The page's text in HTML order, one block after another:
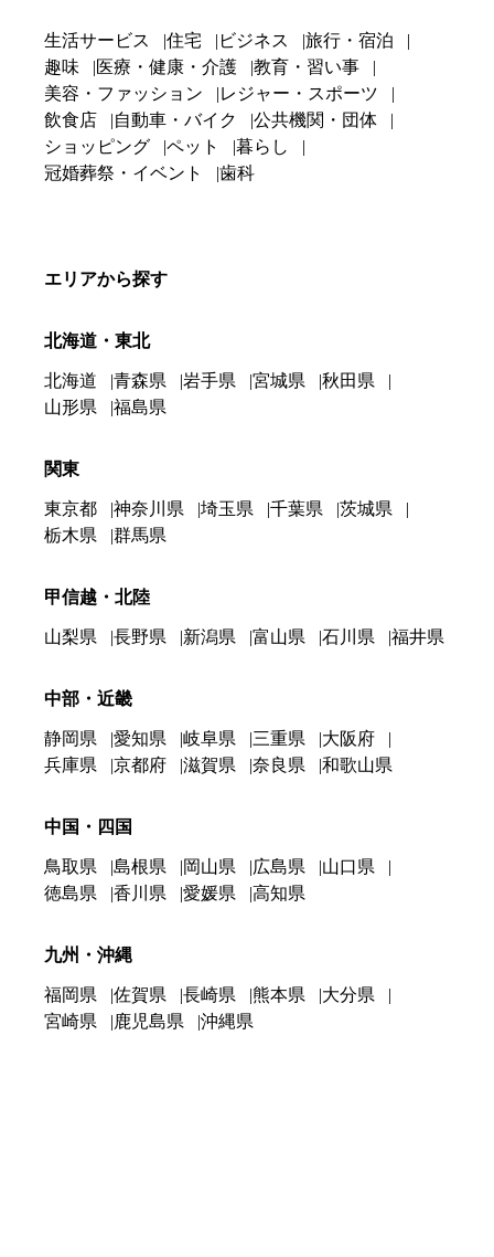
生活サービス 住宅 ビジネス
旅行・宿泊
趣味
医療・健康・介護
教育・習い事
美容・ファッション
レジャー・スポーツ
飲食店
自動車・バイク
公共機関・団体
ショッピング
ペット
暮らし
冠婚葬祭・イベント
歯科
エリアから探す
北海道・東北
北海道 青森県 岩手県 宮城県
秋田県
山形県
福島県
関東
東京都 神奈川県 埼玉県 千葉県
茨城県
栃木県
群馬県
甲信越・北陸
山梨県 長野県 新潟県 富山県 石川県 福井県
中部・近畿
静岡県 愛知県 岐阜県 三重県
大阪府
兵庫県
京都府 滋賀県 奈良県 和歌山県
中国・四国
鳥取県 島根県 岡山県 広島県
山口県
徳島県
香川県 愛媛県 高知県
九州・沖縄
福岡県 佐賀県 長崎県 熊本県
大分県
宮崎県
鹿児島県 沖縄県